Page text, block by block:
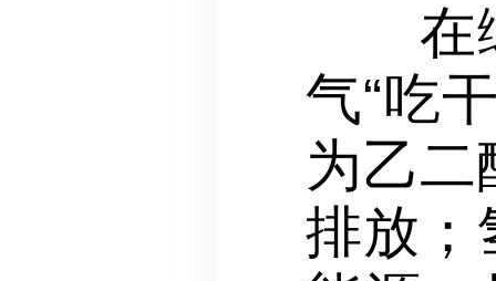
在绿
气“吃
为乙
排放；